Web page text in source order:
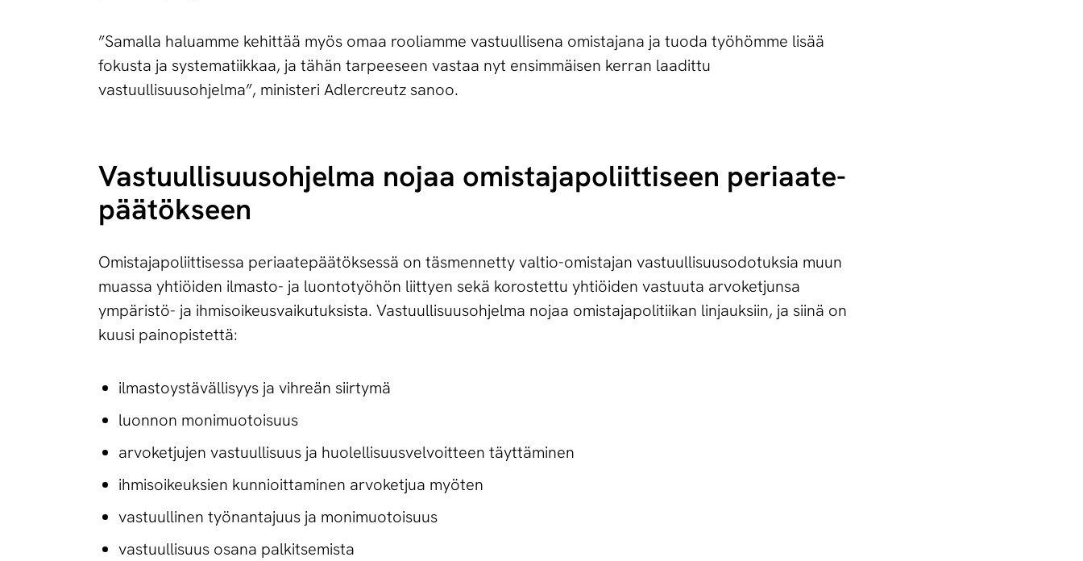
”Samalla haluamme kehittää myös omaa rooliamme vastuullisena omistajana ja tuoda työhömme lisää
fokusta ja systematiikkaa, ja tähän tarpeeseen vastaa nyt ensimmäisen kerran laadittu
vastuullisuusohjelma”, ministeri Adlercreutz sanoo.
Vas­tuul­li­suus­oh­jel­ma nojaa omis­ta­ja­po­liit­ti­seen pe­ri­aa­te­
pää­tök­seen
Omistajapoliittisessa periaatepäätöksessä on täsmennetty valtio-omistajan vastuullisuusodotuksia muun
muassa yhtiöiden ilmasto- ja luontotyöhön liittyen sekä korostettu yhtiöiden vastuuta arvoketjunsa
ympäristö- ja ihmisoikeusvaikutuksista. Vastuullisuusohjelma nojaa omistajapolitiikan linjauksiin, ja siinä on
kuusi painopistettä:
ilmastoystävällisyys ja vihreän siirtymä
luonnon monimuotoisuus
arvoketjujen vastuullisuus ja huolellisuusvelvoitteen täyttäminen
ihmisoikeuksien kunnioittaminen arvoketjua myöten
vastuullinen työnantajuus ja monimuotoisuus
vastuullisuus osana palkitsemista